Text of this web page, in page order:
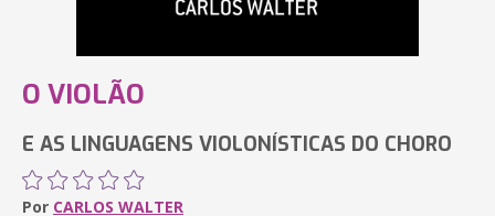
O VIOLÃO
E AS LINGUAGENS VIOLONÍSTICAS DO CHORO
Por CARLOS WALTER